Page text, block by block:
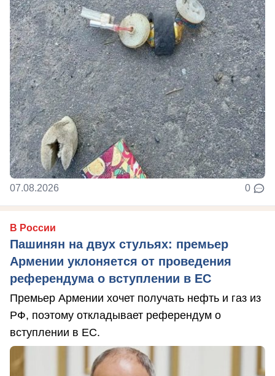
07.08.2026 0
В России
Пашинян на двух стульях: премьер
Армении уклоняется от проведения
референдума о вступлении в ЕС
Премьер Армении хочет получать нефть и газ из
РФ, поэтому откладывает референдум о
вступлении в ЕС.